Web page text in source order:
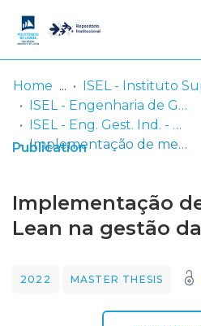
Communities
& Collections
Entities
Log
In
Home
ISEL - Engenharia de Gestão Industrial
ISEL - Eng. Gest. Ind. - Dissertações de Mestrado
Implementação de metodologia Lean na gestão da manutenção
Publication
Implementação
Lean na gestão
2022 MASTER THESIS